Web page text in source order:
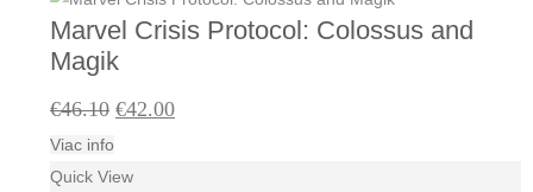
Marvel Crisis Protocol: Colossus and
Magik
€46.10 Pôvodná
€42.00Aktuálna
Viac info
Quick View